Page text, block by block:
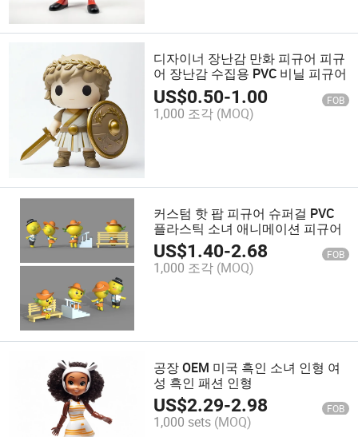
디자이너 장난감 만화 피규어 피규
어 장난감 수집용 PVC 비닐 피규어
US$0.50-1.00 FOB
1,000 조각 (MOQ)
커스텀 핫 팝 피규어 슈퍼걸 PVC
플라스틱 소녀 애니메이션 피규어
US$1.40-2.68 FOB
1,000 조각 (MOQ)
공장 OEM 미국 흑인 소녀 인형 여
성 흑인 패션 인형
US$2.29-2.98 FOB
1,000 sets (MOQ)